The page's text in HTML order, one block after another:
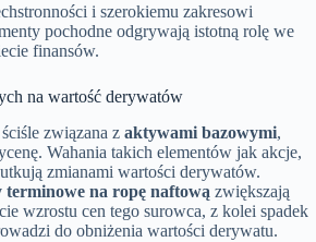
i szerokiemu zakresowi
pochodne odgrywają istotną rolę we
finansów.
na wartość derywatów
związana z aktywami bazowymi,
Wahania takich elementów jak akcje,
zmianami wartości derywatów.
na ropę naftową zwiększają
wzrostu cen tego surowca, z kolei spadek
do obniżenia wartości derywatu.